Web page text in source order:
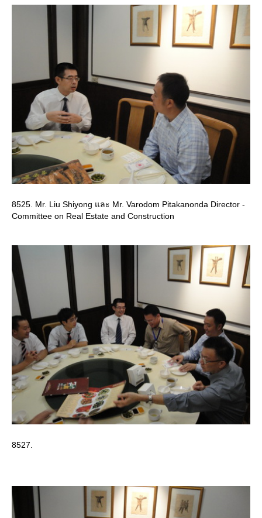
8525. Mr. Liu Shiyong และ Mr. Varodom Pitakanonda Director -
Committee on Real Estate and Construction
8527.